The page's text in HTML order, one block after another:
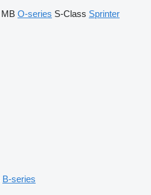
MB O-series S-Class Sprinter
B-series